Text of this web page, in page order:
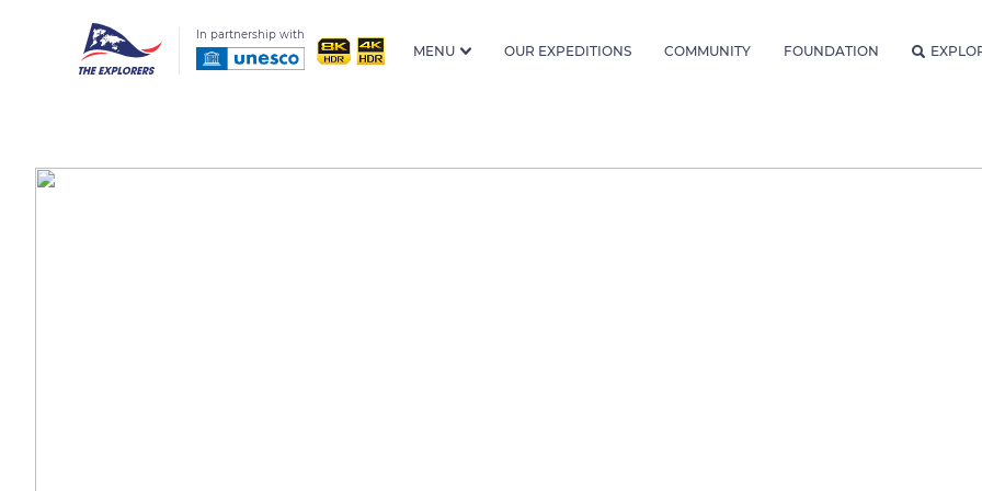
In partnership with
MENU OUR EXPEDITIONS COMMUNITY FOUNDATION